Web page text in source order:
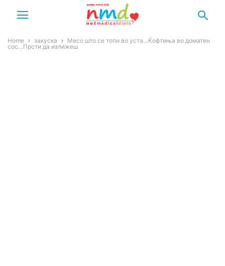
Home закуска
Месо што се топи во уста…Ќофтиња во доматен
сос…Прсти да излижеш